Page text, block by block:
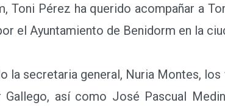
Pérez ha querido acompañar a
el Ayuntamiento de Benidorm en la
la secretaria general, Nuria Montes,
Gallego, así como José Pascual